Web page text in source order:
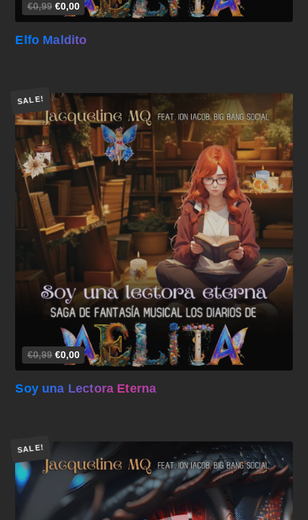
€0,99 €0,00
Elfo Maldito
SALE!
€0,99 €0,00
Añadir al carrito
Soy una Lectora Eterna
SALE!